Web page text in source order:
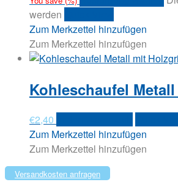
werden
Zum Merkzettel hinzufügen
Zum Merkzettel hinzufügen
Kohleschaufel
€2,40
Zum Merkzettel hinzufügen
Zum Merkzettel hinzufügen
Versandkosten anfragen